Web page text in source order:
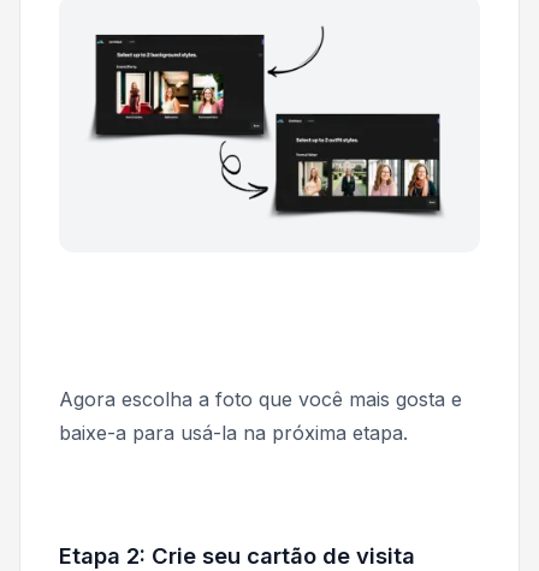
Agora escolha a foto que você mais gosta e
baixe-a para usá-la na próxima etapa.
Etapa 2: Crie seu cartão de visita